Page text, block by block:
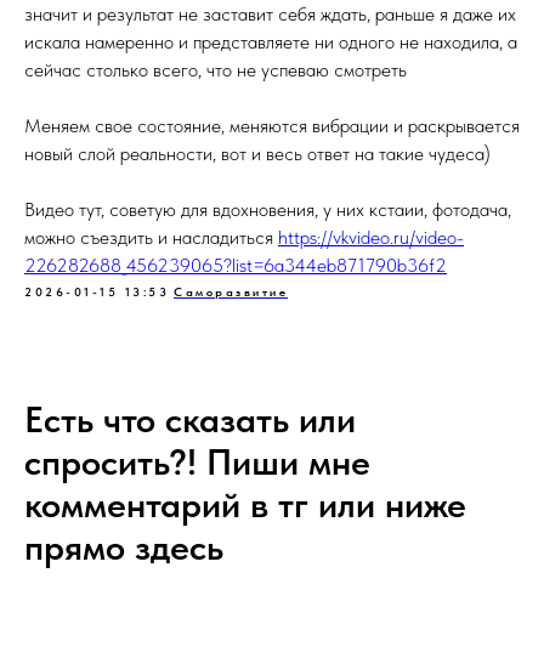
значит и результат не заставит себя ждать, раньше я даже их
искала намеренно и представляете ни одного не находила, а
сейчас столько всего, что не успеваю смотреть
Меняем свое состояние, меняются вибрации и раскрывается
новый слой реальности, вот и весь ответ на такие чудеса)
Видео тут, советую для вдохновения, у них кстаии, фотодача,
можно съездить и насладиться https://vkvideo.ru/video-
226282688_456239065?list=6a344eb871790b36f2
2026-01-15 13:53 Саморазвитие
Есть что сказать или
спросить?! Пиши мне
комментарий в тг или ниже
прямо здесь